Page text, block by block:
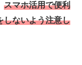
スマホ活用で便利
しないよう注意し